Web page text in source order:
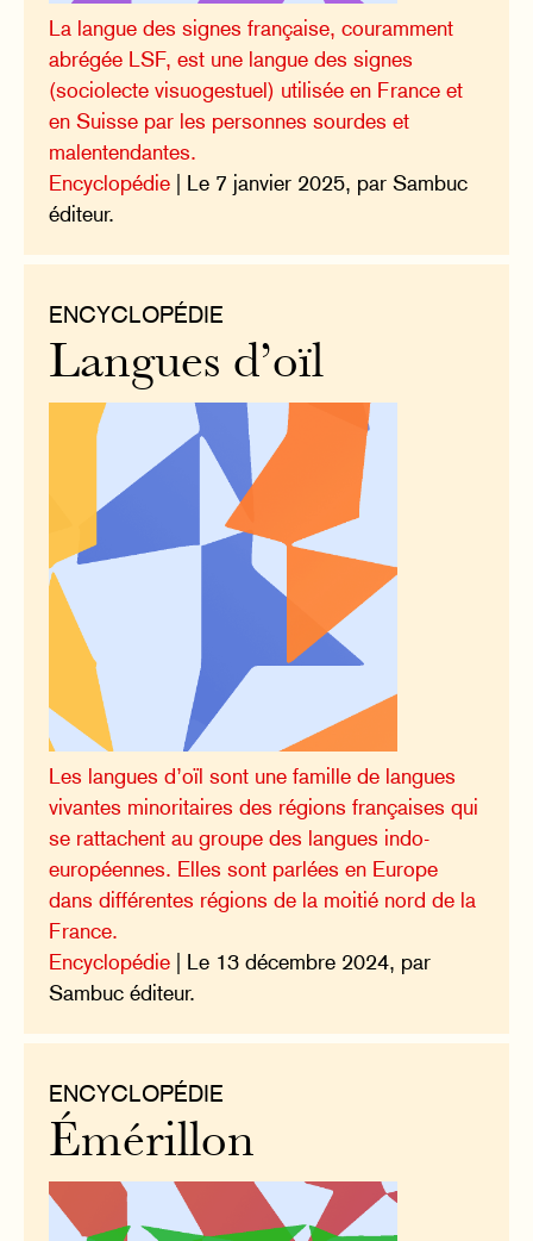
La langue des signes française, couramment
abrégée LSF, est une langue des signes
(sociolecte visuogestuel) utilisée en France et
en Suisse par les personnes sourdes et
malentendantes.
Encyclopédie | Le 7 janvier 2025, par Sambuc
éditeur.
ENCYCLOPÉDIE
Langues d’oïl
Les langues d’oïl sont une famille de langues
vivantes minoritaires des régions françaises qui
se rattachent au groupe des langues indo-
européennes. Elles sont parlées en Europe
dans différentes régions de la moitié nord de la
France.
Encyclopédie | Le 13 décembre 2024, par
Sambuc éditeur.
ENCYCLOPÉDIE
Émérillon